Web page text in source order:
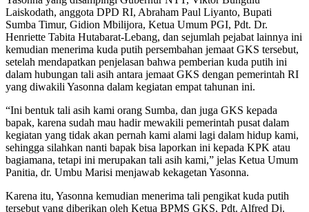
Laiskodath, anggota DPD RI, Abraham Paul Liyanto, Bupati
Sumba Timur, Gidion Mbilijora, Ketua Umum PGI, Pdt. Dr.
Henriette Tabita Hutabarat-Lebang, dan sejumlah pejabat lainnya ini
kemudian menerima kuda putih persembahan jemaat GKS tersebut,
setelah mendapatkan penjelasan bahwa pemberian kuda putih ini
dalam hubungan tali asih antara jemaat GKS dengan pemerintah RI
yang diwakili Yasonna dalam kegiatan empat tahunan ini.
“Ini bentuk tali asih kami orang Sumba, dan juga GKS kepada
bapak, karena sudah mau hadir mewakili pemerintah pusat dalam
kegiatan yang tidak akan pernah kami alami lagi dalam hidup kami,
sehingga silahkan nanti bapak bisa laporkan ini kepada KPK atau
bagiamana, tetapi ini merupakan tali asih kami,” jelas Ketua Umum
Panitia, dr. Umbu Marisi menjawab kekagetan Yasonna.
Karena itu, Yasonna kemudian menerima tali pengikat kuda putih
tersebut yang diberikan oleh Ketua BPMS GKS, Pdt. Alfred Dj.